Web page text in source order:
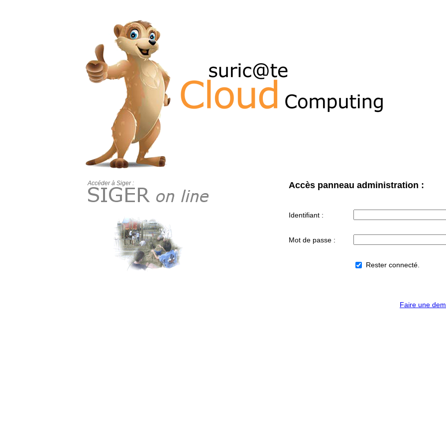
Accès panneau administration :
Identifiant :
Mot de passe :
Rester connecté.
Faire une
Accéder à Siger :